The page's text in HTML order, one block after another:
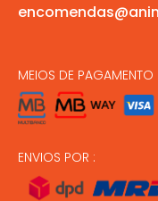
MEIOS DE PAGAMENTO :
ENVIOS POR :